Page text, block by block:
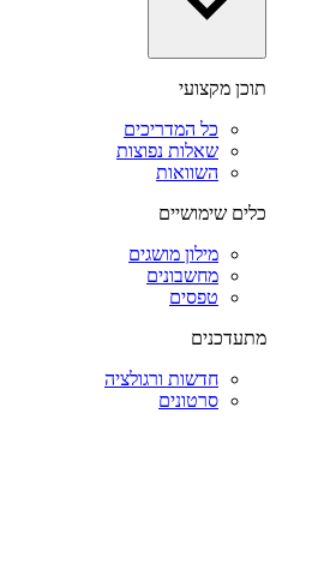
תוכן מקצועי
כל המדריכים
שאלות נפוצות
השוואות
כלים שימושיים
מילון מושגים
מחשבונים
טפסים
מתעדכנים
חדשות ורגולציה
סרטונים